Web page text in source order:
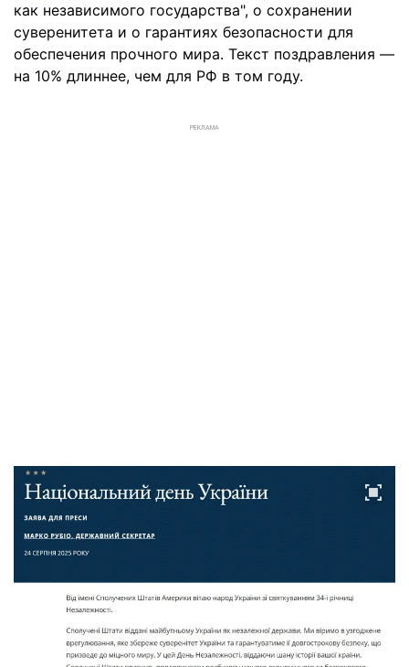
как независимого государства", о сохранении
суверенитета и о гарантиях безопасности для
обеспечения прочного мира. Текст поздравления —
на 10% длиннее, чем для РФ в том году.
РЕКЛАМА